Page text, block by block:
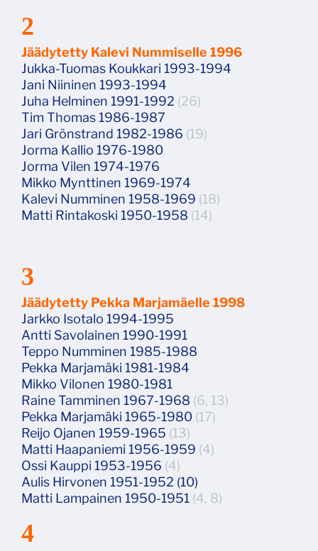
2
Jäädytetty Kalevi Nummiselle 1996
Jukka-Tuomas Koukkari 1993-1994
Jani Niininen 1993-1994
Juha Helminen 1991-1992 (26)
Tim Thomas 1986-1987
Jari Grönstrand 1982-1986 (19)
Jorma Kallio 1976-1980
Jorma Vilen 1974-1976
Mikko Mynttinen 1969-1974
Kalevi Numminen 1958-1969 (18)
Matti Rintakoski 1950-1958 (14)
3
Jäädytetty Pekka Marjamäelle 1998
Jarkko Isotalo 1994-1995
Antti Savolainen 1990-1991
Teppo Numminen 1985-1988
Pekka Marjamäki 1981-1984
Mikko Vilonen 1980-1981
Raine Tamminen 1967-1968 (6, 13)
Pekka Marjamäki 1965-1980 (17)
Reijo Ojanen 1959-1965 (13)
Matti Haapaniemi 1956-1959 (4)
Ossi Kauppi 1953-1956 (4)
Aulis Hirvonen 1951-1952 (10)
Matti Lampainen 1950-1951 (4, 8)
4